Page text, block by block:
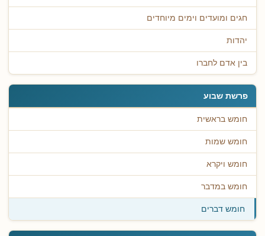
חגים ומועדים וימים מיוחדים
יהדות
בין אדם לחברו
פרשת שבוע
חומש בראשית
חומש שמות
חומש ויקרא
חומש במדבר
חומש דברים